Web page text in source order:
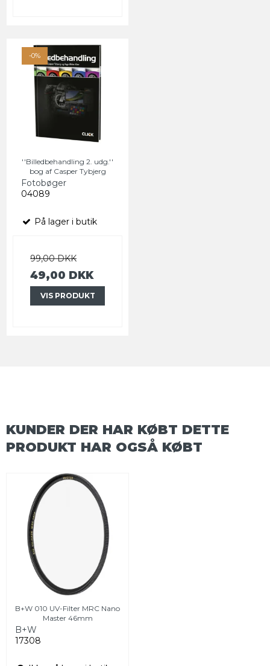
-0%
''Billedbehandling 2. udg.''
bog af Casper Tybjerg
Fotobøger
04089
På lager i butik
99,00 DKK
49,00 DKK
VIS PRODUKT
KUNDER DER HAR KØBT DETTE
PRODUKT HAR OGSÅ KØBT
B+W 010 UV-Filter MRC Nano
Master 46mm
B+W
17308